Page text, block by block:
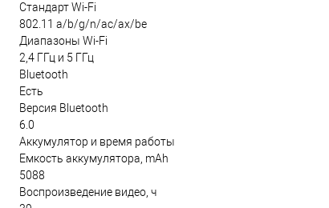
Стандарт Wi-Fi
802.11 a/b/g/n/ac/ax/be
Диапазоны Wi-Fi
2,4 ГГц и 5 ГГц
Bluetooth
Есть
Версия Bluetooth
6.0
Аккумулятор и время работы
Емкость аккумулятора, mAh
5088
Воспроизведение видео, ч